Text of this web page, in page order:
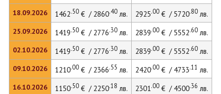
18.09.2026
25.09.2026
02.10.2026
09.10.2026
16.10.2026
1462.50€ / 2860.40лв. 2925.00€ / 5720.80лв.
1419.50€ / 2776.30лв. 2839.00€ / 5552.60лв.
1419.50€ / 2776.30лв. 2839.00€ / 5552.60лв.
1210.00€ / 2366.55 лв. 2420.00€ / 4733.11 лв.
1150.50€ / 2250.18 лв. 2301.00€ / 4500.36 лв.